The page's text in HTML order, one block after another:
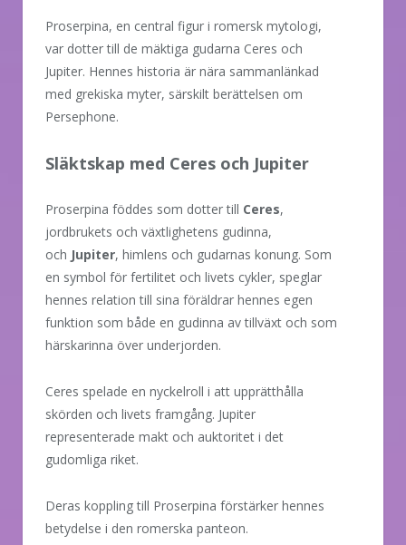
Proserpina, en central figur i romersk mytologi,
var dotter till de mäktiga gudarna Ceres och
Jupiter. Hennes historia är nära sammanlänkad
med grekiska myter, särskilt berättelsen om
Persephone.
Släktskap med Ceres och Jupiter
Proserpina föddes som dotter till Ceres,
jordbrukets och växtlighetens gudinna,
och Jupiter, himlens och gudarnas konung. Som
en symbol för fertilitet och livets cykler, speglar
hennes relation till sina föräldrar hennes egen
funktion som både en gudinna av tillväxt och som
härskarinna över underjorden.
Ceres spelade en nyckelroll i att upprätthålla
skörden och livets framgång. Jupiter
representerade makt och auktoritet i det
gudomliga riket.
Deras koppling till Proserpina förstärker hennes
betydelse i den romerska panteon.